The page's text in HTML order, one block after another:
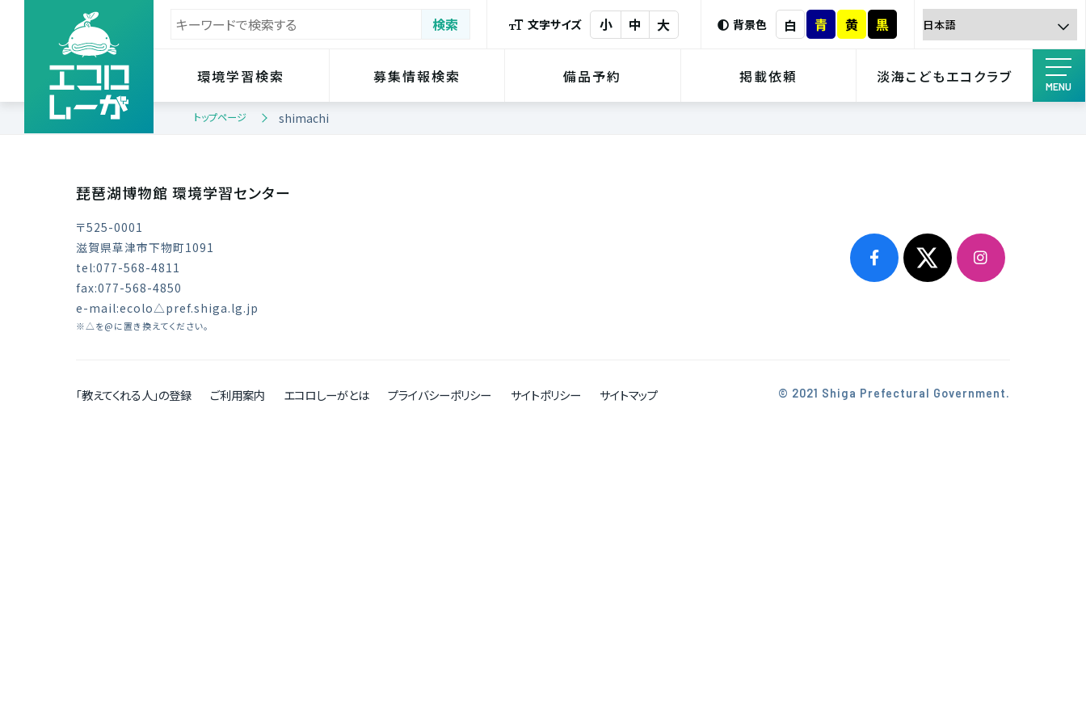
文字サイズ 小 中 大 背景色 白 青 黄 黒
環境学習検索 募集情報検索 備品予約 掲載依頼 淡海こどもエコクラブ
MENU
トップページ shimachi
琵琶湖博物館 環境学習センター
〒525-0001
滋賀県草津市下物町1091
tel:077-568-4811
fax:077-568-4850
e-mail:ecolo△pref.shiga.lg.jp
※△を@に置き換えてください。
「教えてくれる人」の登録 ご利用案内 エコロしーがとは プライバシーポリシー サイトポリシー サイトマップ © 2021 Shiga Prefectural Government.